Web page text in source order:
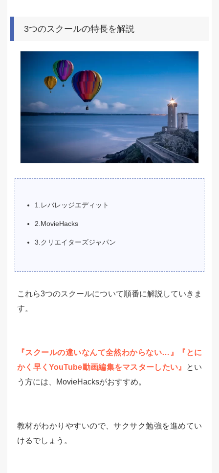
3つのスクールの特長を解説
1.レバレッジエディット
2.MovieHacks
3.クリエイターズジャパン
これら3つのスクールについて順番に解説していきま
す。
『スクールの違いなんて全然わからない…』『とに
かく早くYouTube動画編集をマスターしたい』
とい
う方には、MovieHacksがおすすめ。
教材がわかりやすいので、サクサク勉強を進めてい
けるでしょう。